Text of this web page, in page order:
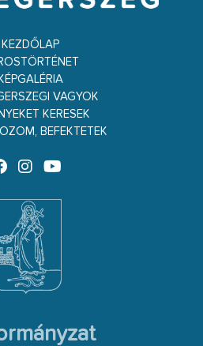
KEZDŐLAP
KÉPGALÉRIA
VAGYOK
KERESEK
BEFEKTETEK